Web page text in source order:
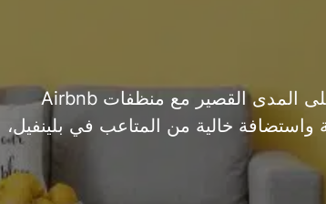
ارفع مستوى تجربتك في الإيجار على المدى القصير مع منظفات Airbnb
واستضافة خالية من المتاعب في بلينفيل،